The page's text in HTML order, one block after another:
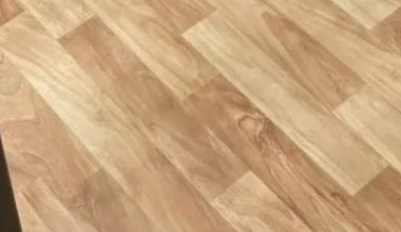
ограничения свободы и 3 года запрета
на размещение материалов
в информационно‑телекоммуникационных
сетях.
Приговор на текущий момент не вступил
в законную силу.
В ТЕМУ:
В Хабаровском крае за сутки
зафиксировали 5 ДТП
Читайте нас в соцсетях:
ВКонтакте
Одноклассники,
Телеграм
Яндекс.Дзен
и
Как вам материал?